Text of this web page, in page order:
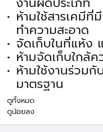
ห้ามใช้สารเคมีที่
ทำความสะอาด
จัดเก็บในที่แห้ง
ห้ามจัดเก็บใกล้
ห้ามใช้งานร่วม
มาตรฐาน
ดูทั้งหมด
ดูน้อยลง